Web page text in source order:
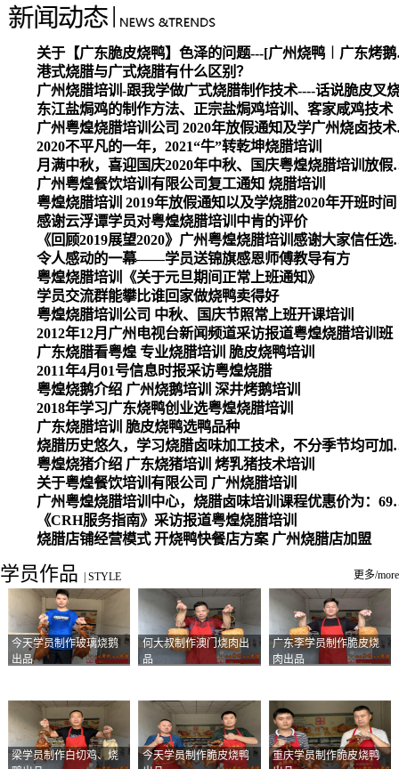
关于【广
港式烧腊与广式烧腊有什么区别？
广州烧腊培训-跟我学做广式烧腊制作技术----话说脆皮叉
东江盐焗鸡的制作方法、正宗盐焗鸡培训、客家咸鸡技术
广州粤煌
2020不平凡的一年，2021“牛”转乾坤烧腊培训
月满中秋，喜迎
广州粤煌餐饮培训有限公司复工通知 烧腊培训
粤煌烧腊培训 2019年放假通知以及学烧腊2020年开班时间
感谢云浮谭学员对粤煌烧腊培训中肯的评价
《回顾2019展望
令人感动的一幕——学员送锦旗感恩师傅教导有方
粤煌烧腊培训《关于元旦期间正常上班通知》
学员交流群能攀比谁回家做烧鸭卖得好
粤煌烧腊培训公司 中秋、国庆节照常上班开课培训
2012年12月广州电视台新闻频道采访报道粤煌烧腊培训班
广东烧腊看粤煌 专业烧腊培训 脆皮烧鸭培训
2011年4月01号信息时报采访粤煌烧腊
粤煌烧鹅介绍 广州烧鹅培训 深井烤鹅培训
2018年学习广东烧鸭创业选粤煌烧腊培训
广东烧腊培训 脆皮烧鸭选鸭品种
烧腊历史悠久，学习
粤煌烧猪介绍 广东烧猪培训 烤乳猪技术培训
关于粤煌餐饮培训有限公司 广州烧腊培训
广州粤煌烧腊培训中心，烧腊卤味培训课程优惠价为：6980元
《CRH服务指南》采访报道粤煌烧腊培训
烧腊店铺经营模式 开烧鸭快餐店方案 广州烧腊店加盟
学员作品 STYLE 更多/more
今天学员制作玻璃烧鹅
出品
何大叔制作澳门烧肉出
品
广东李学员制作脆皮烧
肉出品
梁学员制作白切鸡、烧
今天学员制作脆皮烧鸭
重庆学员制作脆皮烧鸭